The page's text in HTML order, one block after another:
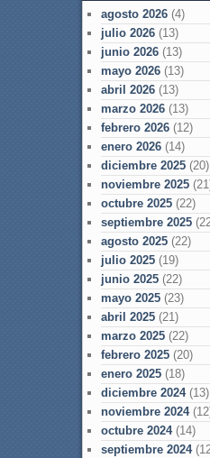
agosto 2026(4)
julio 2026(13)
junio 2026(13)
mayo 2026(13)
abril 2026(13)
marzo 2026(13)
febrero 2026(12)
enero 2026(14)
diciembre 2025(20)
noviembre 2025
octubre 2025(22)
septiembre 2025
agosto 2025(22)
julio 2025(19)
junio 2025(22)
mayo 2025(23)
abril 2025(21)
marzo 2025(22)
febrero 2025(20)
enero 2025(18)
diciembre 2024(13)
noviembre 2024
octubre 2024(14)
septiembre 2024